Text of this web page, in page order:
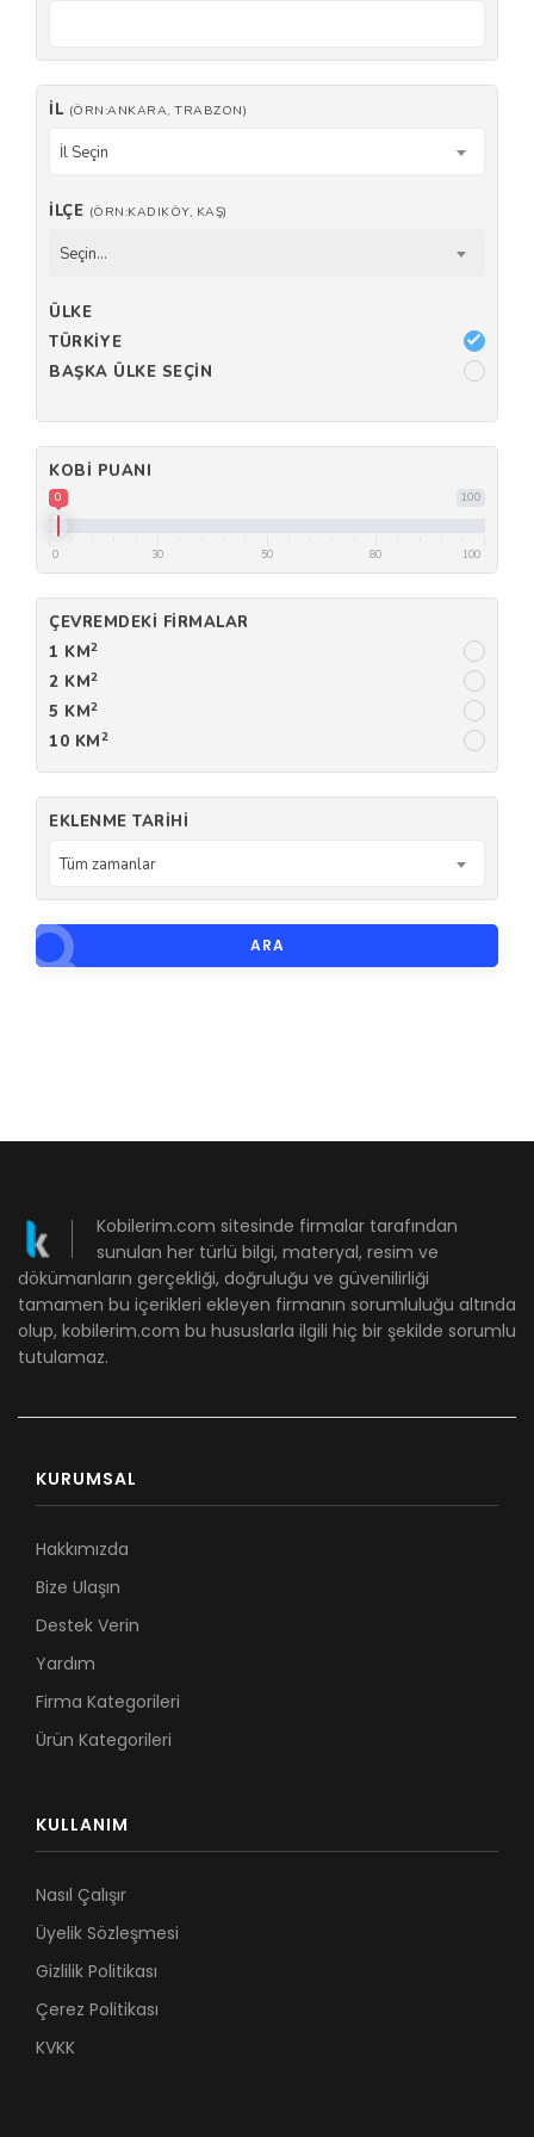
İL (ÖRN:ANKARA, TRABZON)
İl Seçin
İLÇE (ÖRN:KADIKÖY, KAŞ)
Seçin...
ÜLKE
TÜRKIYE
BAŞKA ÜLKE SEÇIN
KOBI PUANI
100
0
0 30 50 80 100
ÇEVREMDEKI FIRMALAR
1 KM2
2 KM2
5 KM2
10 KM2
EKLENME TARIHI
Tüm zamanlar
ARA
Kobilerim.com sitesinde firmalar tarafından
sunulan her türlü bilgi, materyal, resim ve
dökümanların gerçekliği, doğruluğu ve güvenilirliği
tamamen bu içerikleri ekleyen firmanın sorumluluğu altında
olup, kobilerim.com bu hususlarla ilgili hiç bir şekilde sorumlu
tutulamaz.
KURUMSAL
Hakkımızda
Bize Ulaşın
Destek Verin
Yardım
Firma Kategorileri
Ürün Kategorileri
KULLANIM
Nasıl Çalışır
Üyelik Sözleşmesi
Gizlilik Politikası
Çerez Politikası
KVKK